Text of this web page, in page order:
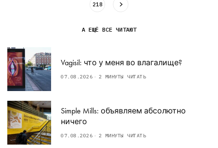
218
А ЕЩЁ ВСЕ ЧИТАЮТ
Vagisil: что у меня во влагалище?
07.08.2026 2 МИНУТЫ ЧИТАТЬ
Simple Mills: объявляем абсолютно
ничего
07.08.2026 2 МИНУТЫ ЧИТАТЬ